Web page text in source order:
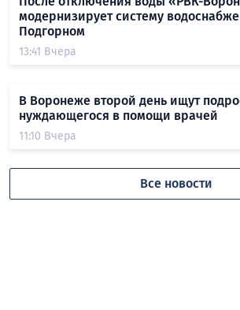
модернизирует систему
Подгорном
13:41 Вчера
В Воронеже второй день ищут
нуждающегося в помощи врачей
11:10 Вчера
Все новости